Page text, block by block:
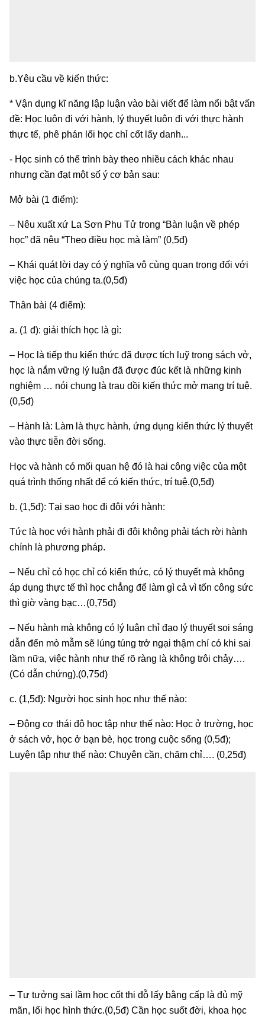
b.Yêu cầu về kiến thức:
* Vận dụng kĩ năng lập luận vào bài viết để làm nổi bật vấn
đề: Học luôn đi với hành, lý thuyết luôn đi với thực hành
thực tế, phê phán lối học chỉ cốt lấy danh...
- Học sinh có thể trình bày theo nhiều cách khác nhau
nhưng cần đạt một số ý cơ bản sau:
Mở bài (1 điểm):
– Nêu xuất xứ La Sơn Phu Tử trong “Bàn luận về phép
học” đã nêu “Theo điều học mà làm” (0,5đ)
– Khái quát lời dạy có ý nghĩa vô cùng quan trọng đối với
việc học của chúng ta.(0,5đ)
Thân bài (4 điểm):
a. (1 đ): giải thích học là gì:
– Học là tiếp thu kiến thức đã được tích luỹ trong sách vở,
học là nắm vững lý luận đã được đúc kết là những kinh
nghiệm … nói chung là trau dồi kiến thức mở mang trí tuệ.
(0,5đ)
– Hành là: Làm là thực hành, ứng dụng kiến thức lý thuyết
vào thực tiễn đời sống.
Học và hành có mối quan hệ đó là hai công việc của một
quá trình thống nhất để có kiến thức, trí tuệ.(0,5đ)
b. (1,5đ): Tại sao học đi đôi với hành:
Tức là học với hành phải đi đôi không phải tách rời hành
chính là phương pháp.
– Nếu chỉ có học chỉ có kiến thức, có lý thuyết mà không
áp dụng thực tế thì học chẳng để làm gì cả vì tốn công sức
thì giờ vàng bạc…(0,75đ)
– Nếu hành mà không có lý luận chỉ đạo lý thuyết soi sáng
dẫn đến mò mẫm sẽ lúng túng trở ngại thậm chí có khi sai
lầm nữa, việc hành như thế rõ ràng là không trôi chảy….
(Có dẫn chứng).(0,75đ)
c. (1,5đ): Người học sinh học như thế nào:
– Động cơ thái độ học tập như thế nào: Học ở trường, học
ở sách vở, học ở bạn bè, học trong cuộc sống (0,5đ);
Luyện tập như thế nào: Chuyên cần, chăm chỉ…. (0,25đ)
– Tư tưởng sai lầm học cốt thi đỗ lấy bằng cấp là đủ mỹ
mãn, lối học hình thức.(0,5đ) Cần học suốt đời, khoa học